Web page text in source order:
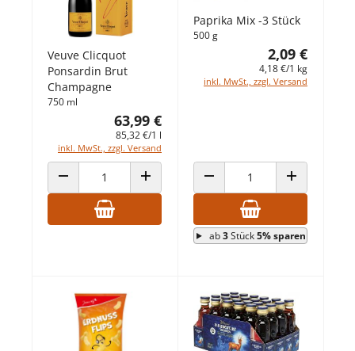
Veuve Clicquot
Ponsardin Brut
Champagne
750 ml
63,99 €
85,32 €/1 l
inkl. MwSt., zzgl. Versand
ANZAHL VERRINGERNANZAHL ERHÖHEN
Paprika Mix -3 Stück
500 g
2,09 €
4,18 €/1 kg
inkl. MwSt., zzgl. Versand
ANZAHL VERRINGERNANZAHL
ab3Stück5% sparen